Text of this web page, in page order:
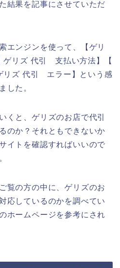
結果を記事にさせていただ
エンジンを使って、【ゲリ
リズ 代引 支払い方法】【
リズ 代引 エラー】という感
した。
くと、ゲリズのお店で代引
のか？それともできないか
イトを確認すればいいので
覧の方の中に、ゲリズのお
応しているのかを調べてい
ホームページを参考にされ